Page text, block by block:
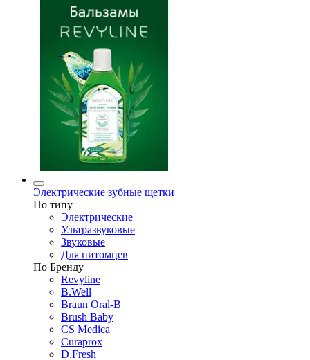
Электрические зубные щетки
По типу
Электрические
Ультразвуковые
Звуковые
Для питомцев
По Бренду
Revyline
B.Well
Braun Oral-B
Brush Baby
CS Medica
Curaprox
D.Fresh